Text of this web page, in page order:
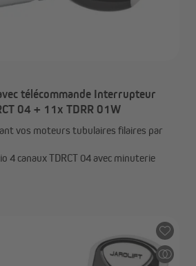
télécommande Interrupteur
04 + 11x TDRR 01W
vos moteurs tubulaires filaires par
4 canaux TDRCT 04 avec minuterie